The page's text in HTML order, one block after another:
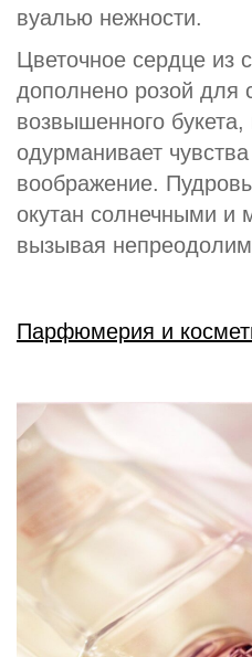
вуалью нежности.
Цветочное сердце из
дополнено розой для
возвышенного букета,
одурманивает
воображение.
окутан солнечными и
вызывая
Парфюмерия и